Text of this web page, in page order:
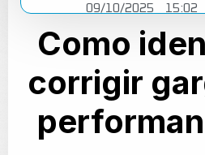
09/10/2025 15:02
Como
corrigir